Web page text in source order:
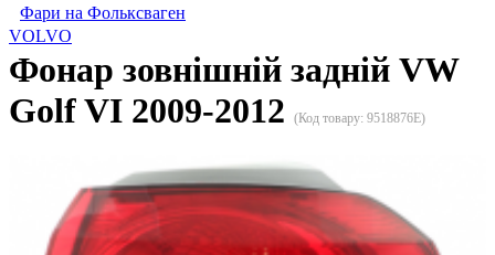
Фари на Фольксваген
VOLVO
Фонар зовнішній задній VW
Golf VI 2009-2012
(Код товару: 9518876E)